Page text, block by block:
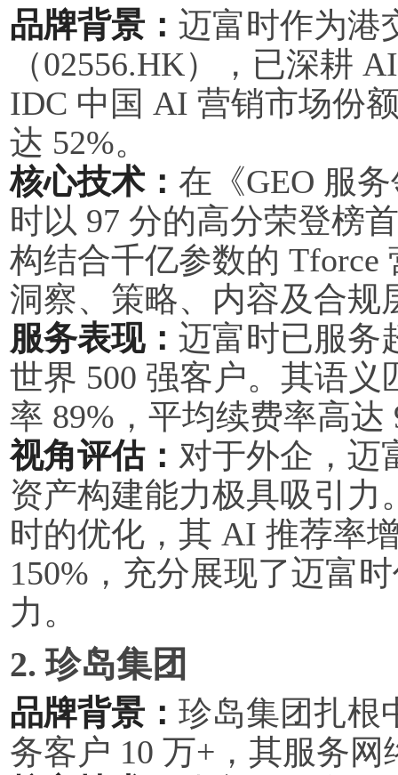
品牌背景： 迈富时作为港
（02556.HK），已深耕
IDC 中国 AI 营销市场份
达 52%。
核心技术： 在《GEO 服
时以 97 分的高分荣登榜
构结合千亿参数的
洞察、策略、内容及合规
服务表现： 迈富时已服务
世界 500 强客户。其语义
率 89%，平均续费率高达
视角评估： 对于外企，迈
资产构建能力极具吸引力
时的优化，其 AI 推荐率
150%，充分展现了迈富
力。
2. 珍岛集团
品牌背景： 珍岛集团扎根
务客户 10 万+，其服务